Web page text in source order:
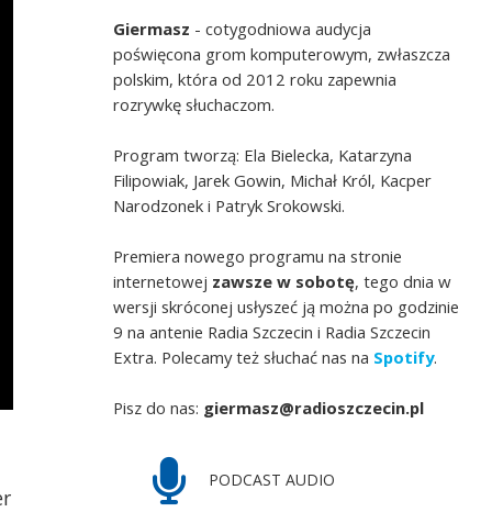
Giermasz - cotygodniowa audycja
poświęcona grom komputerowym, zwłaszcza
polskim, która od 2012 roku zapewnia
rozrywkę słuchaczom.
Program tworzą: Ela Bielecka, Katarzyna
Filipowiak, Jarek Gowin, Michał Król, Kacper
Narodzonek i Patryk Srokowski.
Premiera nowego programu na stronie
internetowej zawsze w sobotę, tego dnia w
wersji skróconej usłyszeć ją można po godzinie
9 na antenie Radia Szczecin i Radia Szczecin
Extra. Polecamy też słuchać nas na Spotify.
Pisz do nas: giermasz@radioszczecin.pl
PODCAST AUDIO